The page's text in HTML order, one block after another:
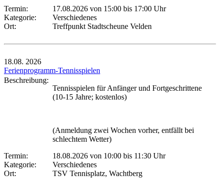
Termin:
17.08.2026 von 15:00 bis 17:00 Uhr
Kategorie:
Verschiedenes
Ort:
Treffpunkt Stadtscheune Velden
18.08. 2026
Ferienprogramm-Tennisspielen
Beschreibung:
Tennisspielen für Anfänger und Fortgeschrittene
(10-15 Jahre; kostenlos)
(Anmeldung zwei Wochen vorher, entfällt bei
schlechtem Wetter)
Termin:
18.08.2026 von 10:00 bis 11:30 Uhr
Kategorie:
Verschiedenes
Ort:
TSV Tennisplatz, Wachtberg